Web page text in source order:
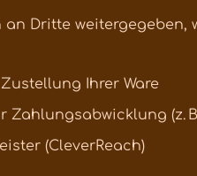
an Dritte
Ihrer Ware
(z.
(CleverReach)